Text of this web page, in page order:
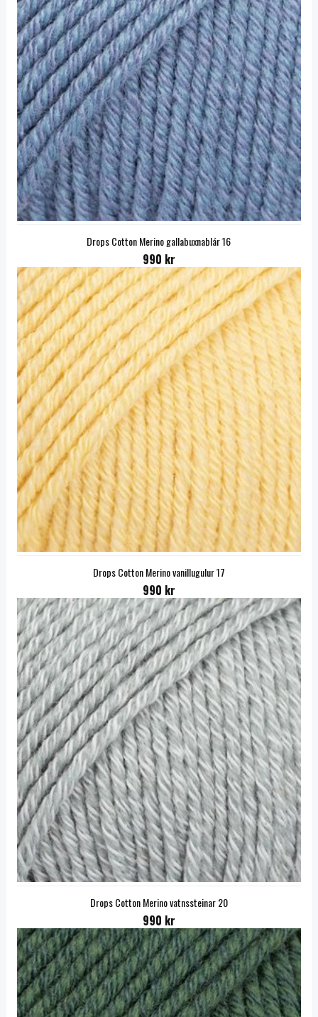
Drops Cotton Merino gallabuxnablár 16
990 kr
Drops Cotton Merino vanillugulur 17
990 kr
Drops Cotton Merino vatnssteinar 20
990 kr